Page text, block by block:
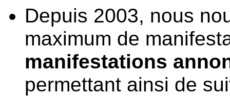
Depuis 2003, nous
maximum de
manifestations
permettant ainsi de